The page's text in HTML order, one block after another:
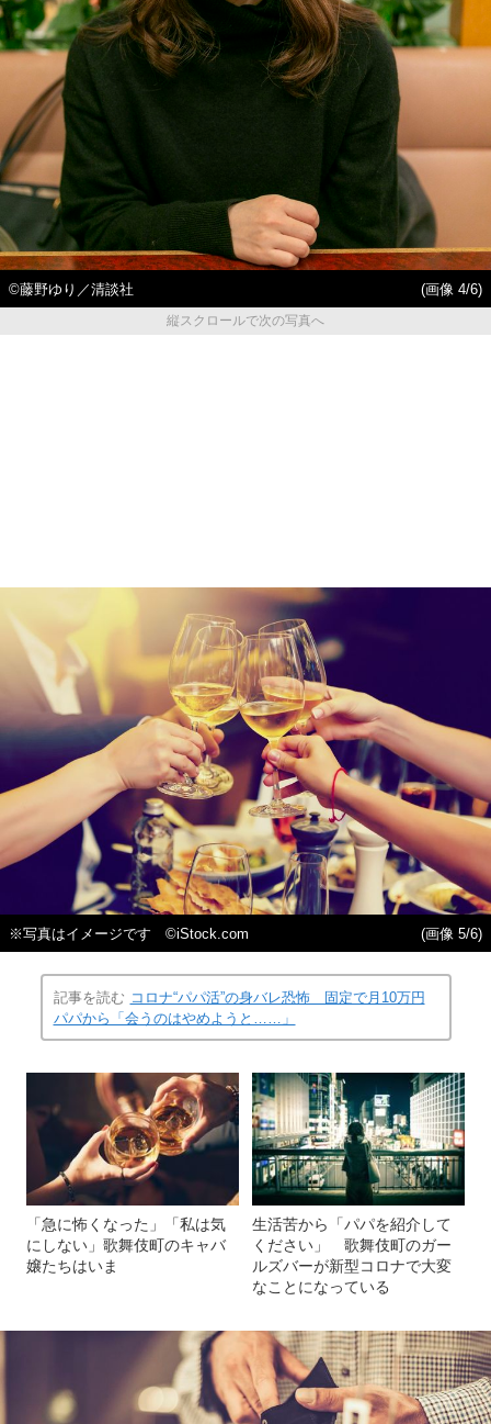
©︎藤野ゆり／清談社
(画像 4/6)
縦スクロールで次の写真へ
※写真はイメージです ©iStock.com (画像 5/6)
記事を読む コロナ“パパ活”の身バレ恐怖 固定で月10万円
パパから「会うのはやめようと……」
「急に怖くなった」「私は気
にしない」歌舞伎町のキャバ
嬢たちはいま
生活苦から「パパを紹介して
ください」 歌舞伎町のガー
ルズバーが新型コロナで大変
なことになっている